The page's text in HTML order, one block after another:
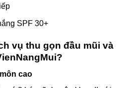
SPF 30+
vụ thu gọn đầu mũi và
cao